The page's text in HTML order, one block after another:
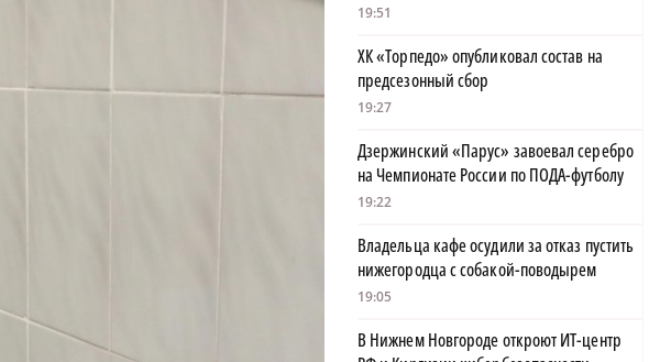
19:51
ХК «Торпедо» опубликовал состав на
предсезонный сбор
19:27
Дзержинский «Парус» завоевал серебро
на Чемпионате России по ПОДА-футболу
19:22
Владельца кафе осудили за отказ пустить
нижегородца с собакой-поводырем
19:05
В Нижнем Новгороде откроют ИТ-центр